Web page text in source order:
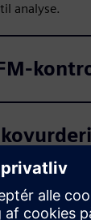
analyse.